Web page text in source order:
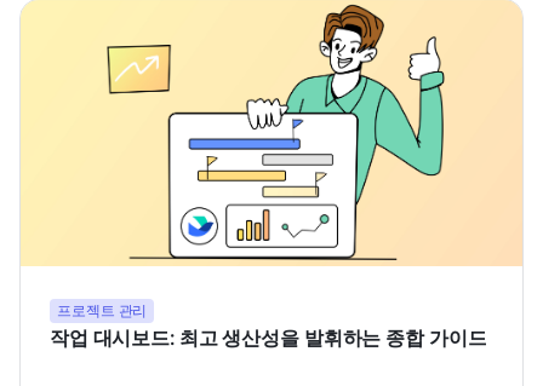
프로젝트 관리
작업 대시보드: 최고 생산성을 발휘하는 종합 가이드